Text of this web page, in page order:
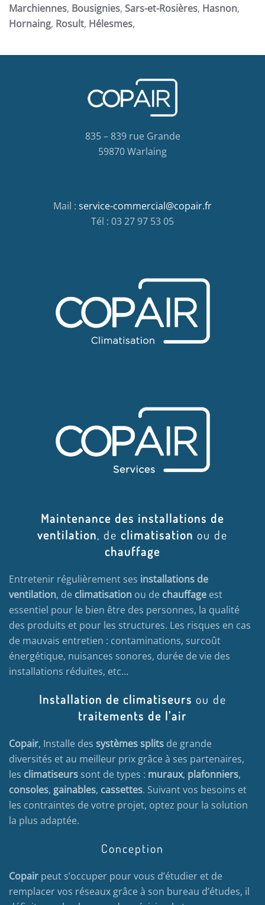
Marchiennes, Bousignies, Sars-et-Rosières, Hasnon,
Hornaing, Rosult, Hélesmes,
835 – 839 rue Grande
59870 Warlaing
Mail : service-commercial@copair.fr
Tél : 03 27 97 53 05
Maintenance des installations de
ventilation, de climatisation ou de
chauffage
Entretenir régulièrement ses installations de
ventilation, de climatisation ou de chauffage est
essentiel pour le bien être des personnes, la qualité
des produits et pour les structures. Les risques en cas
de mauvais entretien : contaminations, surcoût
énergétique, nuisances sonores, durée de vie des
installations réduites, etc…
Installation de climatiseurs ou de
traitements de l'air
Copair, Installe des systèmes splits de grande
diversités et au meilleur prix grâce à ses partenaires,
les climatiseurs sont de types : muraux, plafonniers,
consoles, gainables, cassettes. Suivant vos besoins et
les contraintes de votre projet, optez pour la solution
la plus adaptée.
Conception
Copair peut s’occuper pour vous d’étudier et de
remplacer vos réseaux grâce à son bureau d’études, il